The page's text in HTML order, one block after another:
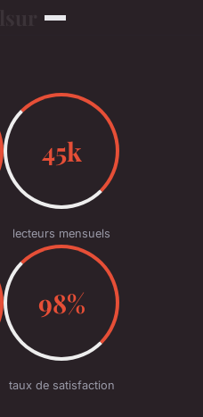
45k
lecteurs mensuels
98%
taux de satisfaction